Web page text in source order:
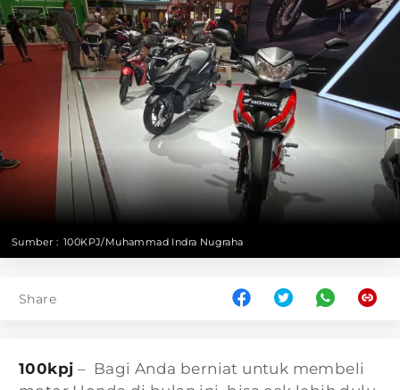
Sumber : 100KPJ/Muhammad Indra Nugraha
Share
100kpj – Bagi Anda berniat untuk membeli